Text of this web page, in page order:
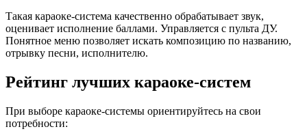
Такая караоке-система качественно обрабатывает звук,
оценивает исполнение баллами. Управляется с пульта ДУ.
Понятное меню позволяет искать композицию по названию,
отрывку песни, исполнителю.
Рейтинг лучших караоке-систем
При выборе караоке-системы ориентируйтесь на свои
потребности: